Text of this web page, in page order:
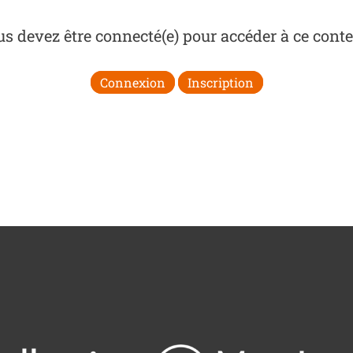
devez être connecté(e) pour accéder à ce
Connexion Inscription